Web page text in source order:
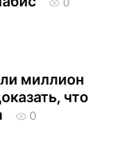
миллион
что
0